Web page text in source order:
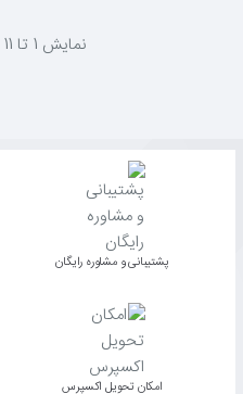
نمايش 1 تا 11 از 11 (1 صفحه)
پشتیبانی و مشاوره رایگان
اﻣﮑﺎن ﺗﺤﻮﯾﻞ اﮐﺴﭙﺮس